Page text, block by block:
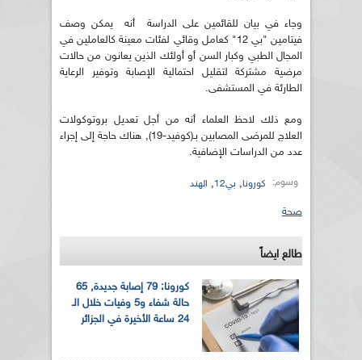
وجاء في بيان للقائمين على الدراسة أنه يمكن وصف
فيتامين "بي 12" كعامل وقائي لفئات معينة كالعاملين في
المجال الطبي وكبار السن أو أولئك الذين يعانون من حالات
مرضية مشتركة لتقليل احتمالية الإصابة وتوفير الرعاية
الطارئة في المستشفى.
ومع ذلك لاحظ العلماء أنه من أجل تعديل بروتوكولات
العلاج للمرضى المصابين بـ(كوفيد-19), هناك حاجة إلى إجراء
عدد من الدراسات الإضافية.
وسوم: كورونا, بي12 , الهند
صحة
طالع ايضاً
كورونا: 79 إصابة جديدة, 65
حالة شفاء و5 وفيات خلال الـ
24 ساعة الأخيرة في الجزائر